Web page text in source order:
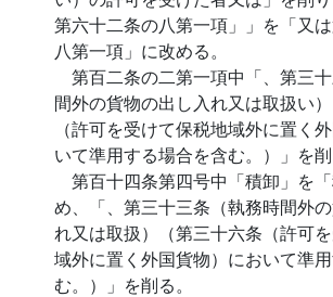
第六十二条の八第一項」」を「又
八第一項」に改める。
第百二条の二第一項中「、第三
間外の貨物の出し入れ又は取扱い
（許可を受けて保税地域外に置く
いて準用する場合を含む。）」を削
第百十四条第四号中「積卸」を
め、「、第三十三条（執務時間外
れ又は取扱）（第三十六条（許可
域外に置く外国貨物）において準
む。）」を削る。